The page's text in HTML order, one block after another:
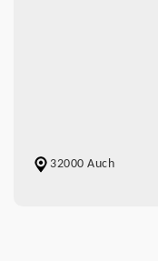
32000 Auch